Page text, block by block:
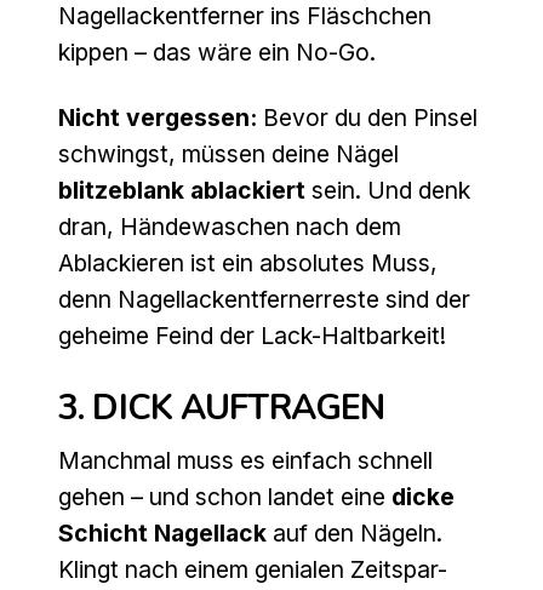
Nagellackentferner ins Fläschchen
kippen – das wäre ein No-Go.
Nicht vergessen: Bevor du den Pinsel
schwingst, müssen deine Nägel
blitzeblank ablackiert sein. Und denk
dran, Händewaschen nach dem
Ablackieren ist ein absolutes Muss,
denn Nagellackentfernerreste sind der
geheime Feind der Lack-Haltbarkeit!
3. DICK AUFTRAGEN
Manchmal muss es einfach schnell
gehen – und schon landet eine dicke
Schicht Nagellack auf den Nägeln.
Klingt nach einem genialen Zeitspar-